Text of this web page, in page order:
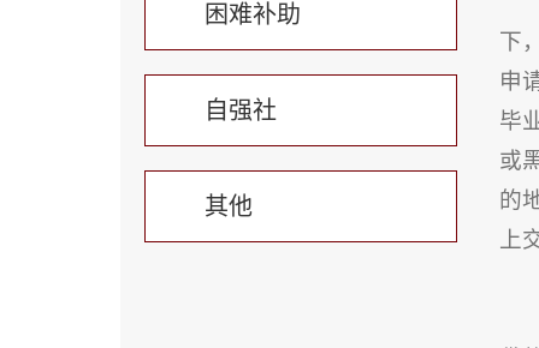
困难补助
自强社
其他
下
申
毕
或
的
上